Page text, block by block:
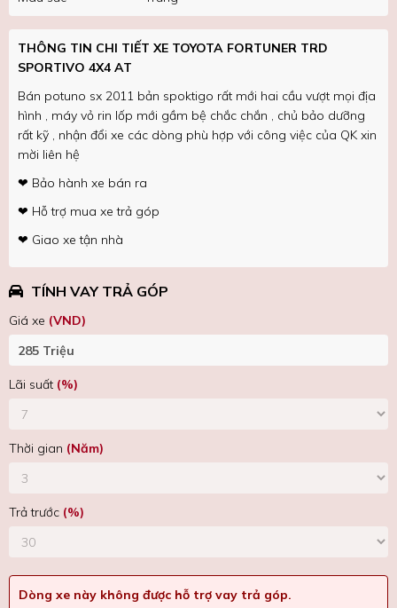
THÔNG TIN CHI TIẾT XE TOYOTA FORTUNER TRD
SPORTIVO 4X4 AT
Bán potuno sx 2011 bản spoktigo rất mới hai cầu vượt mọi địa
hình , máy vỏ rin lốp mới gầm bệ chắc chắn , chủ bảo dưỡng
rất kỹ , nhận đổi xe các dòng phù hợp với công việc của QK xin
mời liên hệ
❤ Bảo hành xe bán ra
❤ Hỗ trợ mua xe trả góp
❤ Giao xe tận nhà
TÍNH VAY TRẢ GÓP
Giá xe (VND)
Lãi suất (%)
Thời gian (Năm)
Trả trước (%)
Dòng xe này không được hỗ trợ vay trả góp.